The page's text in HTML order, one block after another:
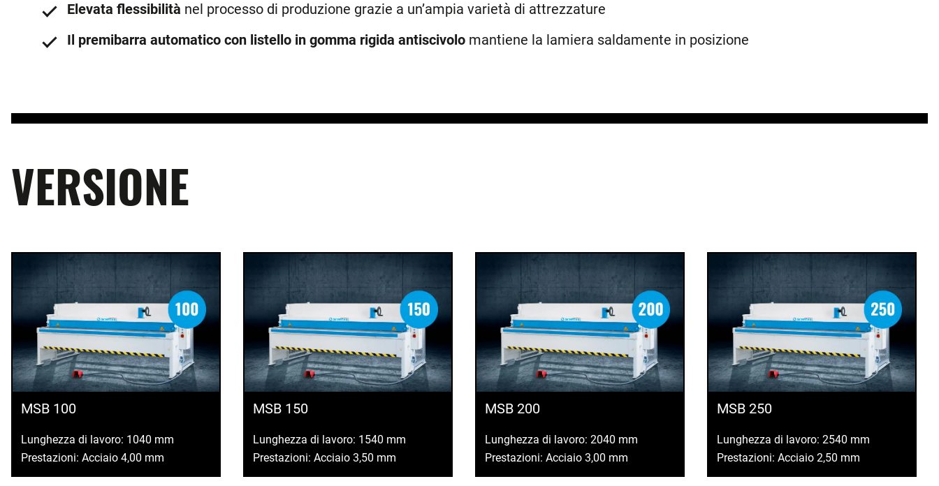
Elevata flessibilità nel processo di produzione grazie a un’ampia varietà di attrezzature
Il premibarra automatico con listello in gomma rigida antiscivolo mantiene la lamiera saldamente in posizione
VERSIONE
MSB 100
Lunghezza di lavoro: 1040 mm
Prestazioni: Acciaio 4,00 mm
MSB 150
Lunghezza di lavoro: 1540 mm
Prestazioni: Acciaio 3,50 mm
MSB 200
Lunghezza di lavoro: 2040 mm
Prestazioni: Acciaio 3,00 mm
MSB 250
Lunghezza di lavoro: 2540 mm
Prestazioni: Acciaio 2,50 mm